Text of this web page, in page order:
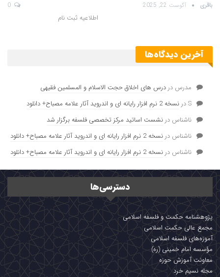
باقری آگوست 22, 2025
اطلاعیه ثبت نام
آخرین دیدگاه‌ها
مدرس در درس های اخلاق حجت الاسلام و المسلمین فقیهی
Sدر نسخه 2 نرم افزار رایانه ای و اندروید آثار علامه مصباح+ دانلود
ناشناس در نشست اساتید مرکز تخصصی فلسفه برگزار شد
ناشناس در نسخه 2 نرم افزار رایانه ای و اندروید آثار علامه مصباح+ دانلود
ناشناس در نسخه 2 نرم افزار رایانه ای و اندروید آثار علامه مصباح+ دانلود
دسترسی‌ها
پژوهشنامه حکمت و فلسفه اسلامی
مجمع عالی حکمت اسلامی
آموزه‌های فلسفه اسلامی
مؤسسه امام خمینی (ره)
معاونت آموزش حوزه
مجله نسیم خرد